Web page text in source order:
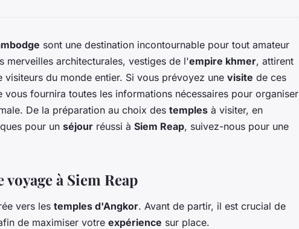
sont une destination incontournable pour tout amateur
merveilles architecturales, vestiges de l'empire khmer, attirent
visiteurs du monde entier. Si vous prévoyez une visite de ces
fournira toutes les informations nécessaires pour organiser
De la préparation au choix des temples à visiter, en
pour un séjour réussi à Siem Reap, suivez-nous pour une
à Siem Reap
vers les temples d'Angkor. Avant de partir, il est crucial de
de maximiser votre expérience sur place.